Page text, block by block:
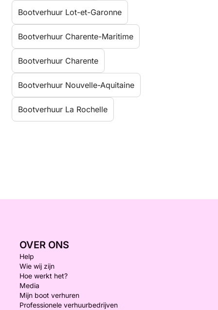
Bootverhuur Lot-et-Garonne
Bootverhuur Charente-Maritime
Bootverhuur Charente
Bootverhuur Nouvelle-Aquitaine
Bootverhuur La Rochelle
OVER ONS
Help
Wie wij zijn
Hoe werkt het?
Media
Mijn boot verhuren
Professionele verhuurbedrijven